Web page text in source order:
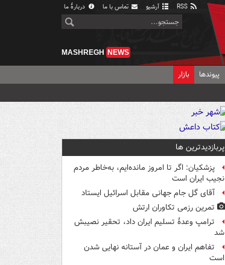
آرشیو تماس با ما دربارهٔ ما
MASHREGH NEWS
پیوندها بازار
پربازدیدترین ها
پزشکیان: اگر تا امروز مانده‌ایم، به‌خاطر مردم
نجیب ایران است
آقای گل جام جهانی مقابل اسرائیل ایستاد
تمرین رزمی تکاوران ارتش
ترامپ وعدۀ تسلیم ایران داد، تحقیر نصیبش
شد
تفاهم ایران و عمان در آستانه نهایی شدن
است